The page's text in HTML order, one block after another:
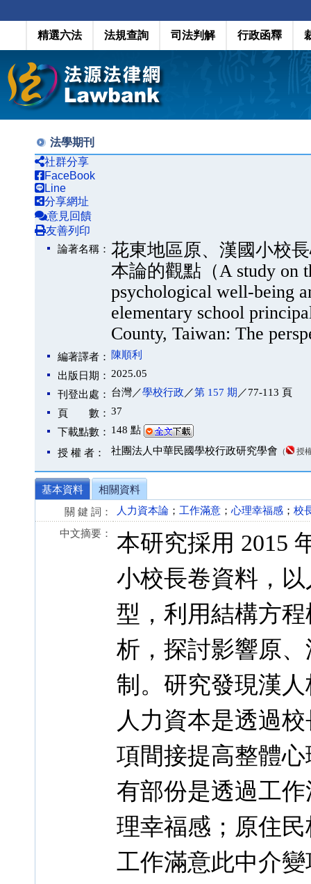
精選六法 法規查詢 司法判解 行政函釋
法學期刊
社群分享
FaceBook
Line
分享網址
意見回饋
友善列印
論著名稱： 花東地區原、漢國小校
本論的觀點（A study on
psychological well-being
elementary school
County, Taiwan: The
編著譯者：
陳順利
出版日期： 2025.05
刊登出處： 台灣／學校行政 ／第 157 期 ／77-113 頁
頁 數： 37
下載點數： 148 點
授 權 者： 社團法人中華民國學校行政研究學會 （ 授
基本資料
相關資料
關 鍵 詞：
人力資本論 ； 工作滿意 ； 心理幸福感 ； 校
中文摘要：
本研究採用 2015
小校長卷資料，
型，利用結構方
析，探討影響原
制。研究發現漢
人力資本是透過
項間接提高整體
有部份是透過工
理幸福感；原住
工作滿意此中介